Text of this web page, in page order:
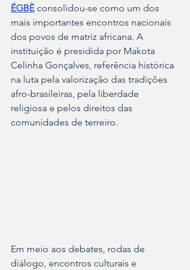
ÉGBÈ consolidou-se como um dos
mais importantes encontros nacionais
dos povos de matriz africana. A
instituição é presidida por Makota
Celinha Gonçalves, referência histórica
na luta pela valorização das tradições
afro-brasileiras, pela liberdade
religiosa e pelos direitos das
comunidades de terreiro.
Em meio aos debates, rodas de
diálogo, encontros culturais e